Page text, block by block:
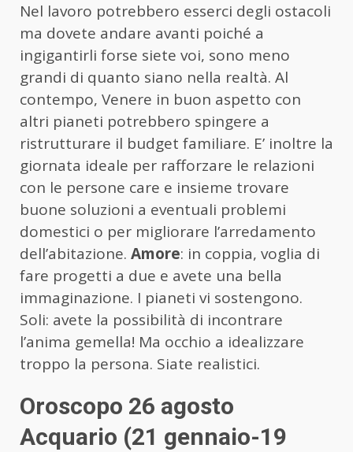
Nel lavoro potrebbero esserci degli ostacoli
ma dovete andare avanti poiché a
ingigantirli forse siete voi, sono meno
grandi di quanto siano nella realtà. Al
contempo, Venere in buon aspetto con
altri pianeti potrebbero spingere a
ristrutturare il budget familiare. E’ inoltre la
giornata ideale per rafforzare le relazioni
con le persone care e insieme trovare
buone soluzioni a eventuali problemi
domestici o per migliorare l’arredamento
dell’abitazione. Amore: in coppia, voglia di
fare progetti a due e avete una bella
immaginazione. I pianeti vi sostengono.
Soli: avete la possibilità di incontrare
l’anima gemella! Ma occhio a idealizzare
troppo la persona. Siate realistici.
Oroscopo 26 agosto
Acquario (21 gennaio-19